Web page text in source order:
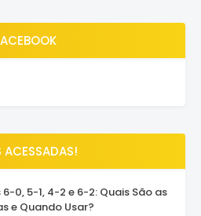
ACESSADAS!
0, 5-1, 4-2 e 6-2: Quais São as
e Quando Usar?